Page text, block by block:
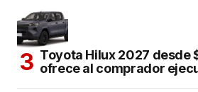
Toyota Hilux 2027 desde
ofrece al comprador